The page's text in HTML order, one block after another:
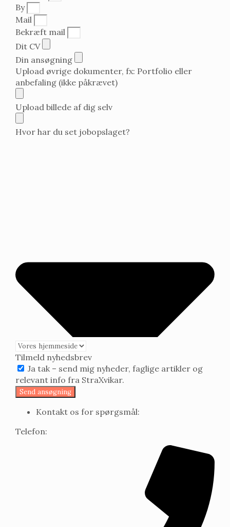
By
Mail
Bekræft mail
Dit CV
Din ansøgning
Upload øvrige dokumenter, fx: Portfolio eller
anbefaling (ikke påkrævet)
Upload billede af dig selv
Hvor har du set jobopslaget?
Tilmeld nyhedsbrev
Ja tak – send mig nyheder, faglige artikler og
relevant info fra StraXvikar.
Send ansøgning
Kontakt os for spørgsmål:
Telefon: